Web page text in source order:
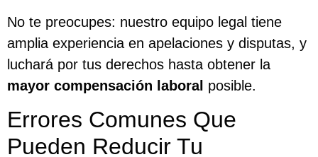
No te preocupes: nuestro equipo legal tiene
amplia experiencia en apelaciones y disputas, y
luchará por tus derechos hasta obtener la
mayor compensación laboral posible.
Errores Comunes Que
Pueden Reducir Tu